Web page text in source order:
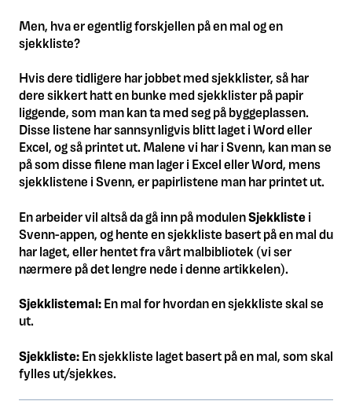
Men, hva er egentlig forskjellen på en mal og en
sjekkliste?
Hvis dere tidligere har jobbet med sjekklister, så har
dere sikkert hatt en bunke med sjekklister på papir
liggende, som man kan ta med seg på byggeplassen.
Disse listene har sannsynligvis blitt laget i Word eller
Excel, og så printet ut. Malene vi har i Svenn, kan man se
på som disse filene man lager i Excel eller Word, mens
sjekklistene i Svenn, er papirlistene man har printet ut.
En arbeider vil altså da gå inn på modulenSjekklistei
Svenn-appen, og hente en sjekkliste basert på en mal du
har laget, eller hentet fra vårt malbibliotek (vi ser
nærmere på det lengre nede i denne artikkelen).
Sjekklistemal:En mal for hvordan en sjekkliste skal se
ut.
Sjekkliste:En sjekkliste laget basert på en mal, som skal
fylles ut/sjekkes.